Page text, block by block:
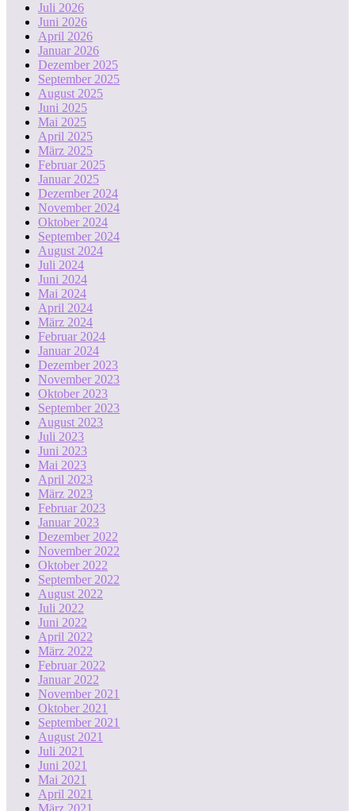
Juli 2026
Juni 2026
April 2026
Januar 2026
Dezember 2025
September 2025
August 2025
Juni 2025
Mai 2025
April 2025
März 2025
Februar 2025
Januar 2025
Dezember 2024
November 2024
Oktober 2024
September 2024
August 2024
Juli 2024
Juni 2024
Mai 2024
April 2024
März 2024
Februar 2024
Januar 2024
Dezember 2023
November 2023
Oktober 2023
September 2023
August 2023
Juli 2023
Juni 2023
Mai 2023
April 2023
März 2023
Februar 2023
Januar 2023
Dezember 2022
November 2022
Oktober 2022
September 2022
August 2022
Juli 2022
Juni 2022
April 2022
März 2022
Februar 2022
Januar 2022
November 2021
Oktober 2021
September 2021
August 2021
Juli 2021
Juni 2021
Mai 2021
April 2021